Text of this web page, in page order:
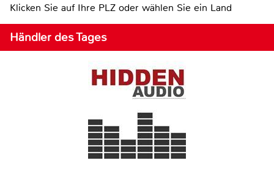
Klicken Sie auf Ihre PLZ oder wählen Sie ein Land
Händler des Tages